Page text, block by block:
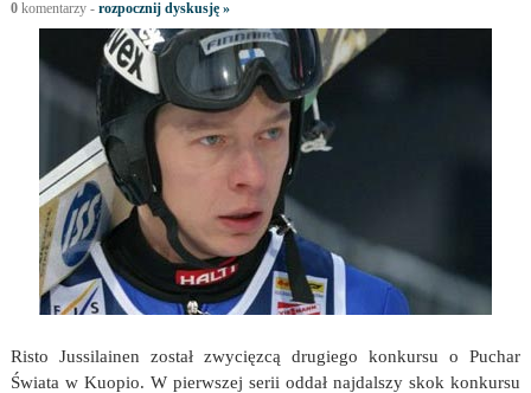
0komentarzy - rozpocznij dyskusję »
Risto Jussilainen został zwycięzcą drugiego konkursu o Puchar
Świata w Kuopio. W pierwszej serii oddał najdalszy skok konkursu